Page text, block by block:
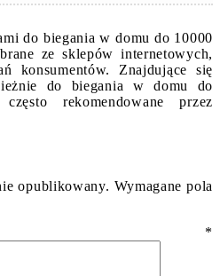
do biegania w domu do 10000
ze sklepów internetowych,
konsumentów. Znajdujące się
do biegania w domu do
rekomendowane przez
opublikowany. Wymagane pola
*